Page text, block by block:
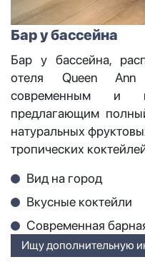
Бар у бассейна
Бар у бассейна,
отеля Queen Ann
современным и
предлагающим
натуральных
тропических
Вид на город
Вкусные коктейли
Современная
Ищу дополнительную